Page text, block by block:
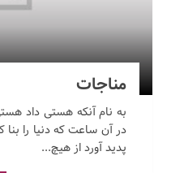
مناجات
به نام آنکه هستی داد
در آن ساعت که دنیا را
پدید آورد از هیچ...